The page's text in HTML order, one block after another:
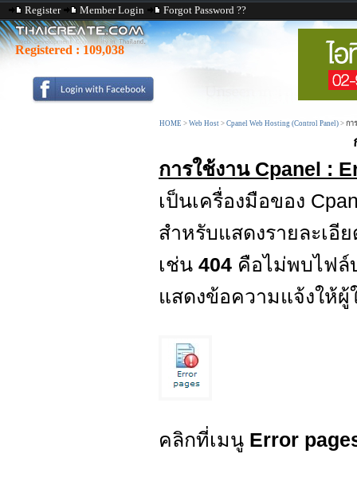
Register Member Login Forgot Password ??
Registered : 109,038
HOME > Web Host > Cpanel Web Hosting (Control Panel) > กา
การใช้งาน Cpanel :
เป็นเครื่องมือของ
สำหรับแสดงรายละเอี
เช่น 404 คือไม่พบไฟล์
แสดงข้อความแจ้งให้ผู้
คลิกที่เมนู Error